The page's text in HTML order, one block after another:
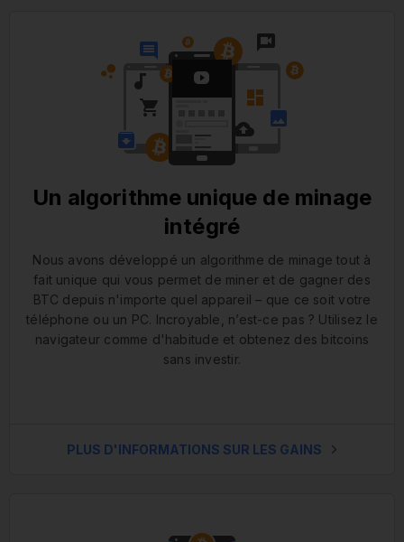
Un algorithme unique de minage
intégré
Nous avons développé un algorithme de minage tout à
fait unique qui vous permet de miner et de gagner des
BTC depuis n'importe quel appareil – que ce soit votre
téléphone ou un PC. Incroyable, n’est-ce pas ? Utilisez le
navigateur comme d'habitude et obtenez des bitcoins
sans investir.
PLUS D'INFORMATIONS SUR LES GAINS